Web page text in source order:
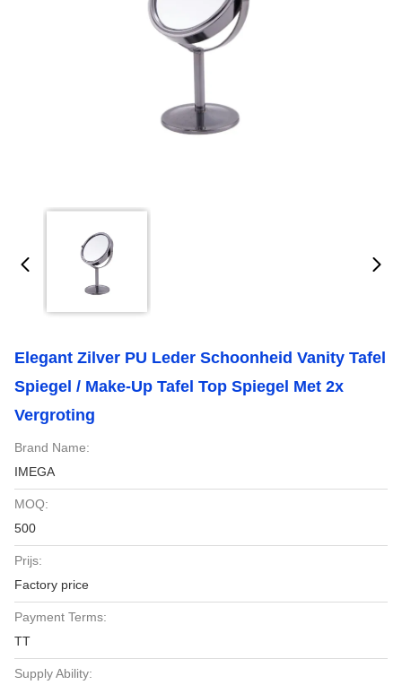
Elegant Zilver PU Leder Schoonheid Vanity Tafel
Spiegel / Make-Up Tafel Top Spiegel Met 2x
Vergroting
Brand Name:
IMEGA
MOQ:
500
Prijs:
Factory price
Payment Terms:
TT
Supply Ability: